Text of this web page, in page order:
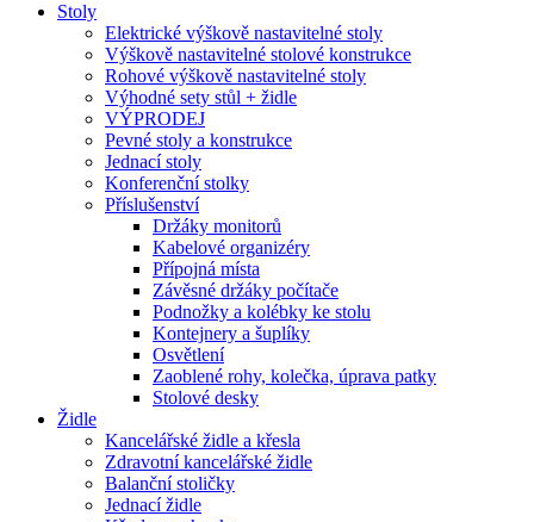
Stoly
Elektrické výškově nastavitelné stoly
Výškově nastavitelné stolové konstrukce
Rohové výškově nastavitelné stoly
Výhodné sety stůl + židle
VÝPRODEJ
Pevné stoly a konstrukce
Jednací stoly
Konferenční stolky
Příslušenství
Držáky monitorů
Kabelové organizéry
Přípojná místa
Závěsné držáky počítače
Podnožky a kolébky ke stolu
Kontejnery a šuplíky
Osvětlení
Zaoblené rohy, kolečka, úprava patky
Stolové desky
Židle
Kancelářské židle a křesla
Zdravotní kancelářské židle
Balanční stoličky
Jednací židle